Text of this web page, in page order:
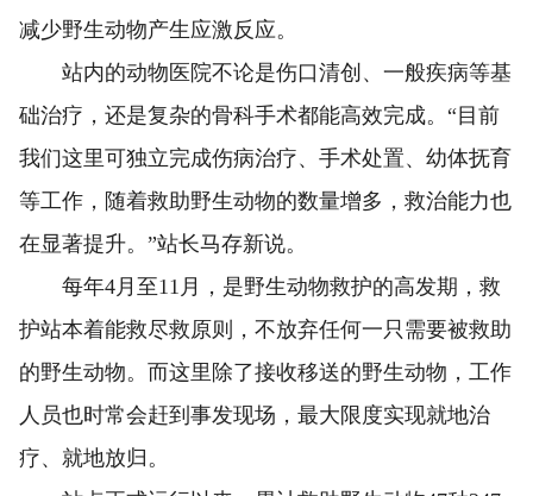
减少野生动物产生应激反应。
站内的动物医院不论是伤口清创、一般疾病等基
础治疗，还是复杂的骨科手术都能高效完成。“目前
我们这里可独立完成伤病治疗、手术处置、幼体抚育
等工作，随着救助野生动物的数量增多，救治能力也
在显著提升。”站长马存新说。
每年4月至11月，是野生动物救护的高发期，救
护站本着能救尽救原则，不放弃任何一只需要被救助
的野生动物。而这里除了接收移送的野生动物，工作
人员也时常会赶到事发现场，最大限度实现就地治
疗、就地放归。